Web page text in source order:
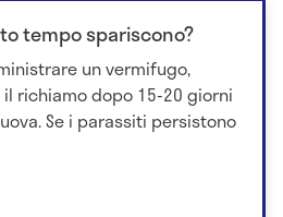
tempo spariscono?
un vermifugo,
richiamo dopo 15-20 giorni
Se i parassiti persistono